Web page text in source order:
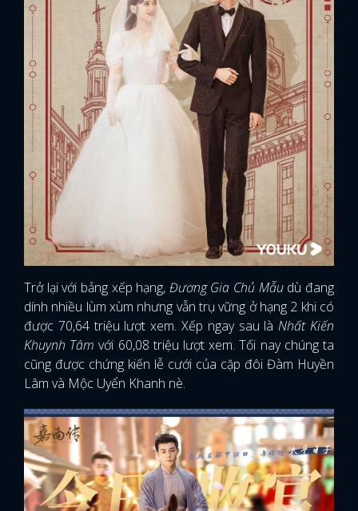
Trở lại với bảng xếp hạng, Đương Gia Chủ Mẫudù đang
dính nhiều lùm xùm nhưng vẫn trụ vững ở hạng 2 khi có
được 70,64 triệu lượt xem. Xếp ngay sau làNhất Kiến
Khuynh Tâm với 60,08 triệu lượt xem. Tối nay chúng ta
cũng được chứng kiến lễ cưới của cặp đôi Đàm Huyền
Lâm và Mộc Uyển Khanh nè.